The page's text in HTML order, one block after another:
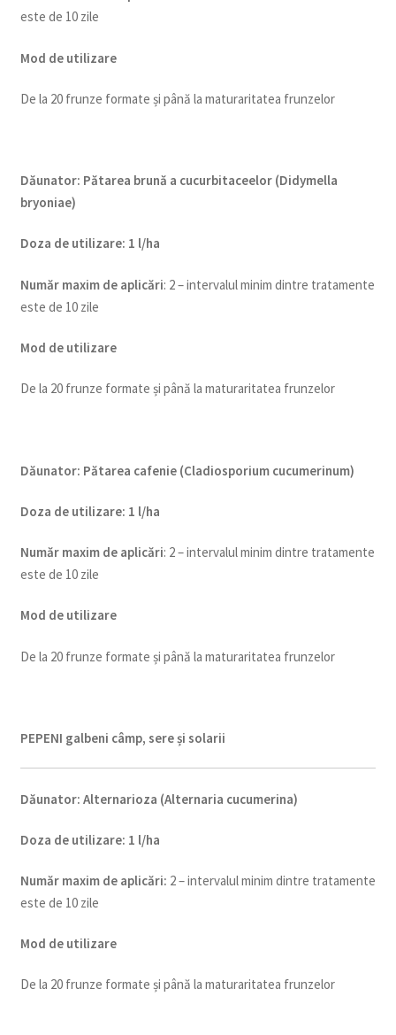
este de 10 zile
Mod de utilizare
De la 20 frunze formate și până la maturaritatea frunzelor
Dăunator: Pătarea brună a cucurbitaceelor (Didymella
bryoniae)
Doza de utilizare: 1 l/ha
Număr maxim de aplicări: 2 – intervalul minim dintre tratamente
este de 10 zile
Mod de utilizare
De la 20 frunze formate și până la maturaritatea frunzelor
Dăunator: Pătarea cafenie (Cladiosporium cucumerinum)
Doza de utilizare: 1 l/ha
Număr maxim de aplicări: 2 – intervalul minim dintre tratamente
este de 10 zile
Mod de utilizare
De la 20 frunze formate și până la maturaritatea frunzelor
PEPENI galbeni câmp, sere și solarii
Dăunator: Alternarioza (Alternaria cucumerina)
Doza de utilizare: 1 l/ha
Număr maxim de aplicări: 2 – intervalul minim dintre tratamente
este de 10 zile
Mod de utilizare
De la 20 frunze formate și până la maturaritatea frunzelor